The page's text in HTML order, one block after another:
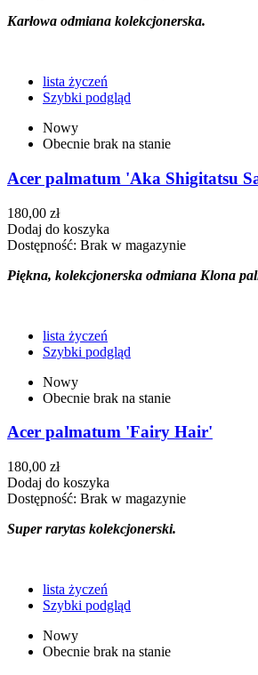
Karłowa odmiana kolekcjonerska.
lista życzeń
Szybki podgląd
Nowy
Obecnie brak na stanie
Acer palmatum 'Aka Shigitatsu
180,00 zł
Dodaj do koszyka
Dostępność: Brak w magazynie
Piękna, kolekcjonerska odmiana Klona
lista życzeń
Szybki podgląd
Nowy
Obecnie brak na stanie
Acer palmatum 'Fairy Hair'
180,00 zł
Dodaj do koszyka
Dostępność: Brak w magazynie
Super rarytas kolekcjonerski.
lista życzeń
Szybki podgląd
Nowy
Obecnie brak na stanie